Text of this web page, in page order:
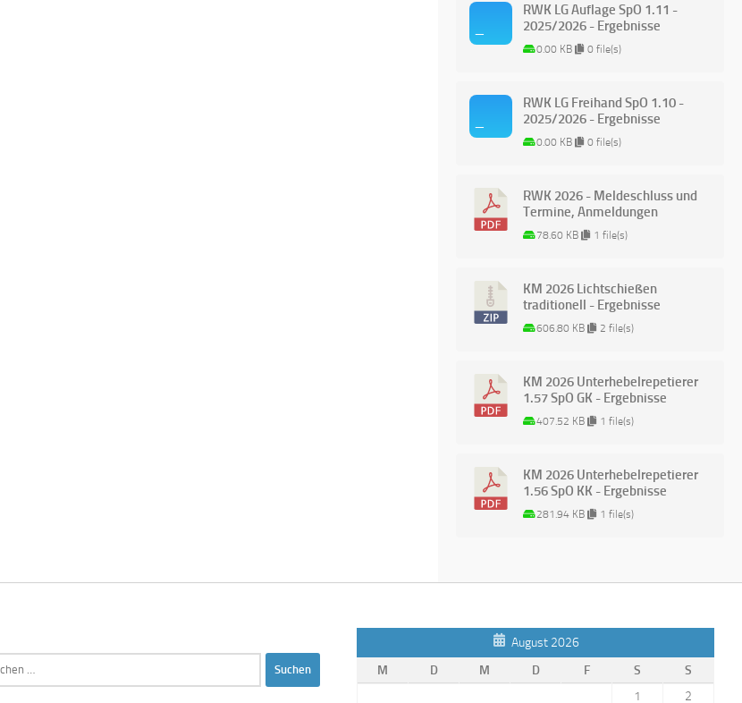
RWK LG Auflage SpO 1.11 -
2025/2026 - Ergebnisse
0.00 KB 0 file(s)
RWK LG Freihand SpO 1.10 -
2025/2026 - Ergebnisse
0.00 KB 0 file(s)
RWK 2026 - Meldeschluss und
Termine, Anmeldungen
78.60 KB 1 file(s)
KM 2026 Lichtschießen
traditionell - Ergebnisse
606.80 KB 2 file(s)
KM 2026 Unterhebelrepetierer
1.57 SpO GK - Ergebnisse
407.52 KB 1 file(s)
KM 2026 Unterhebelrepetierer
1.56 SpO KK - Ergebnisse
281.94 KB 1 file(s)
August 2026
M
D M D F S
S
1
2